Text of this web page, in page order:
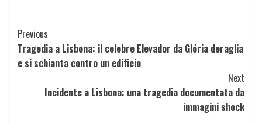
Continue
Reading
Previous
Tragedia a Lisbona: il celebre Elevador da Glória deraglia
e si schianta contro un edificio
Next
Incidente a Lisbona: una tragedia documentata da
immagini shock